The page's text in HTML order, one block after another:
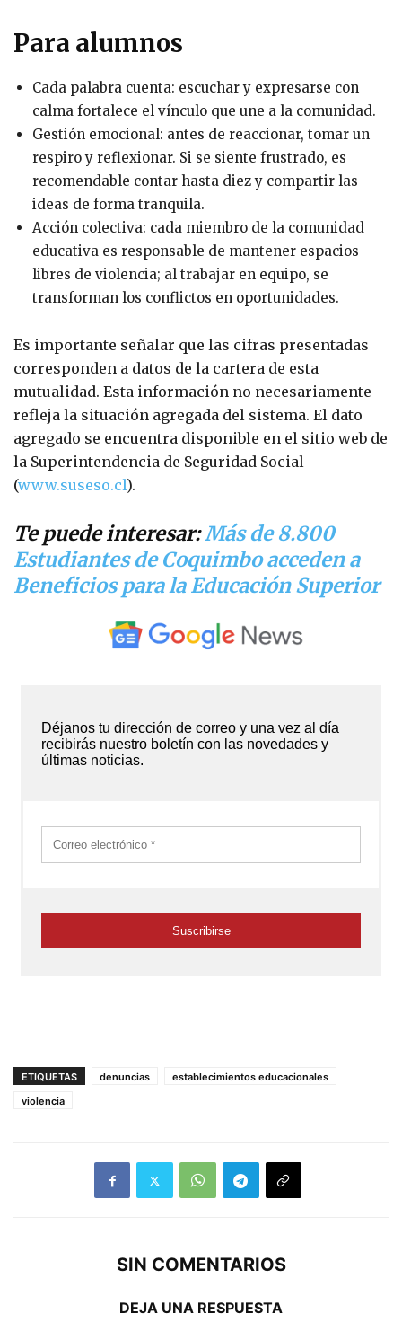
Para alumnos
Cada palabra cuenta: escuchar y expresarse con
calma fortalece el vínculo que une a la comunidad.
Gestión emocional: antes de reaccionar, tomar un
respiro y reflexionar. Si se siente frustrado, es
recomendable contar hasta diez y compartir las
ideas de forma tranquila.
Acción colectiva: cada miembro de la comunidad
educativa es responsable de mantener espacios
libres de violencia; al trabajar en equipo, se
transforman los conflictos en oportunidades.
Es importante señalar que las cifras presentadas
corresponden a datos de la cartera de esta
mutualidad. Esta información no necesariamente
refleja la situación agregada del sistema. El dato
agregado se encuentra disponible en el sitio web de
la Superintendencia de Seguridad Social
(www.suseso.cl).
Te puede interesar:Más de 8.800
Estudiantes de Coquimbo acceden a
Beneficios para la Educación Superior
ETIQUETAS denuncias
establecimientos educacionales
violencia
SIN COMENTARIOS
DEJA UNA RESPUESTA